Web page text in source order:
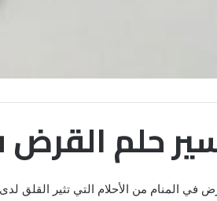
حلم القرض
في المنام من الأحلام التي تثير القلق